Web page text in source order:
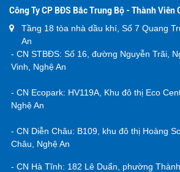
Công Ty CP BĐS Bắc Trung Bộ - Thành Viên
Tầng 18 tòa nhà dầu khí, Số 7 Quang
An
- CN STBĐS: Số 16, đường Nguyễn Trãi,
Vinh, Nghệ An
- CN Ecopark: HV119A, Khu đô thị Eco
Nghệ An
- CN Diễn Châu: B109, khu đô thị Hoàng
Châu, Nghệ An
- CN Hà Tĩnh: 182 Lê Duẩn, phường